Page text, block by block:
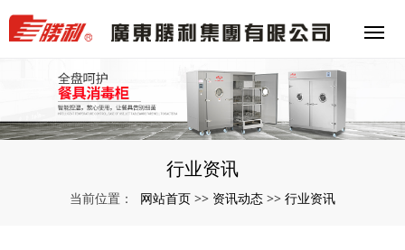
行业资讯
当前位置： 网站首页 >> 资讯动态 >> 行业资讯